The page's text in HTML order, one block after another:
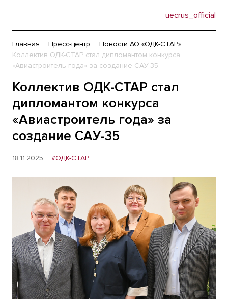
uecrus_official
Главная Пресс-центр
Новости АО «ОДК-СТАР»
Коллектив ОДК-СТАР стал дипломантом конкурса
«Авиастроитель года» за создание САУ-35
Коллектив ОДК-СТАР стал
дипломантом конкурса
«Авиастроитель года» за
создание САУ-35
18.11.2025 #ОДК-СТАР